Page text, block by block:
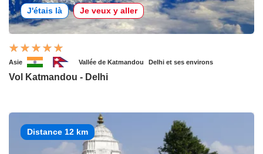
J'étais là Je veux y aller
Asie Vallée de Katmandou Delhi et ses environs
Vol Katmandou - Delhi
Distance 12 km